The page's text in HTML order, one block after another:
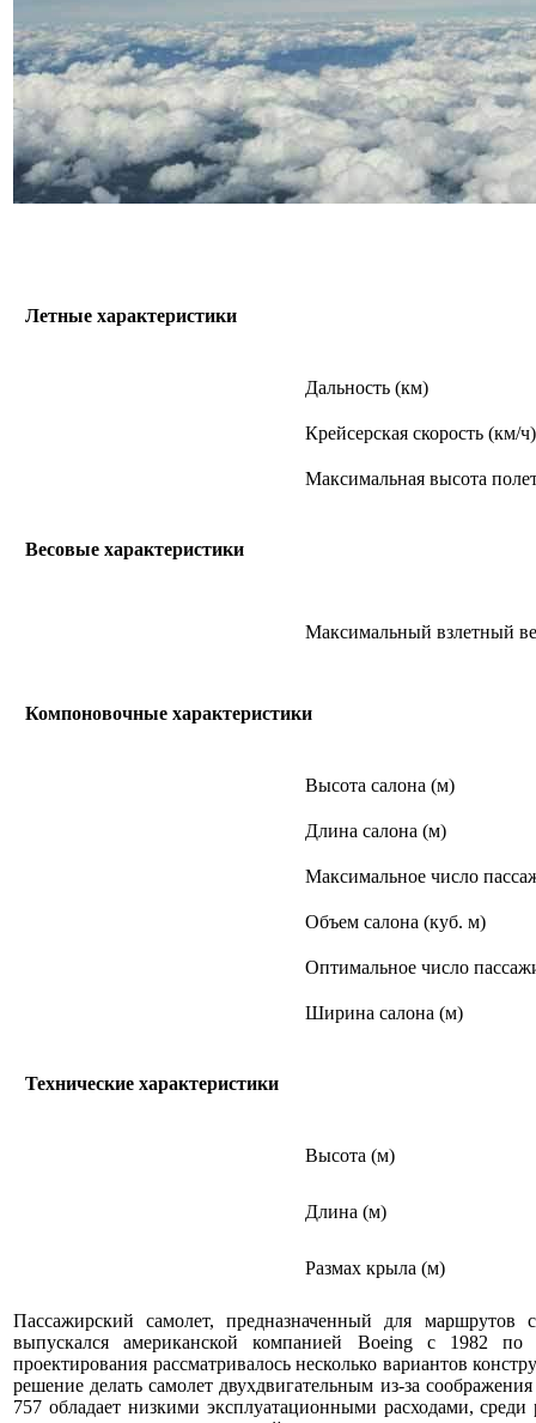
Летные характеристики
Дальность (км)
Крейсерская скорость (км/ч)
Максимальная высота
Весовые характеристики
Максимальный взлетный
Компоновочные характеристики
Высота салона (м)
Длина салона (м)
Максимальное число
Объем салона (куб. м)
Оптимальное число
Ширина салона (м)
Технические характеристики
Высота (м)
Длина (м)
Размах крыла (м)
Пассажирский самолет, предназначенный для маршрутов
выпускался американской компанией Boeing с 1982
проектирования рассматривалось несколько вариантов
решение делать самолет двухдвигательным из-за
757 обладает низкими эксплуатационными расходами,